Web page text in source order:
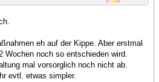
eh auf der Kippe. Aber erstmal
Wochen noch so entschieden wird.
mal vorsorglich noch nicht ab.
evtl. etwas simpler.